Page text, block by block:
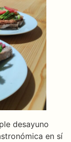
desayuno
en sí